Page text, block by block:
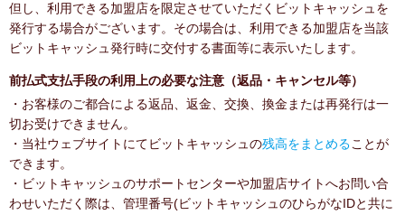
但し、利用できる加盟店を限定させていただくビットキャッシュを
発行する場合がございます。その場合は、利用できる加盟店を当該
ビットキャッシュ発行時に交付する書面等に表示いたします。
前払式支払手段の利用上の必要な注意（返品・キャンセル等）
・お客様のご都合による返品、返金、交換、換金または再発行は一
切お受けできません。
・当社ウェブサイトにてビットキャッシュの残高をまとめることが
できます。
・ビットキャッシュのサポートセンターや加盟店サイトへお問い合
わせいただく際は、管理番号(ビットキャッシュのひらがなIDと共に